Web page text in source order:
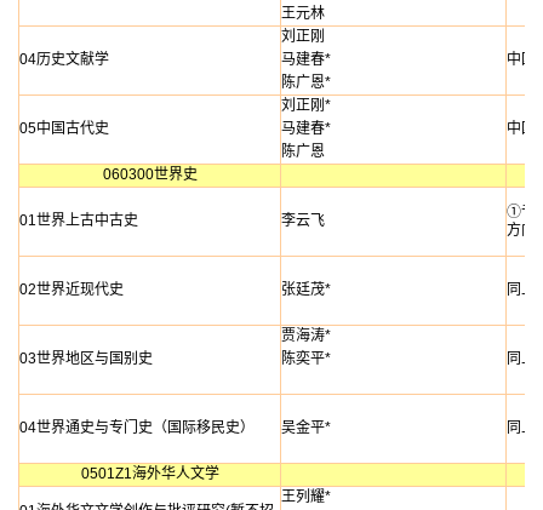
王元林
04历史文献学
刘正刚
中国
马建春*
陈广恩*
05中国古代史
刘正刚*
中国
马建春*
陈广恩
060300世界史
01世界上古中古史 李云飞
①专
方向
02世界近现代史 张廷茂* 同上
03世界地区与国别史
贾海涛*
同上
陈奕平*
04世界通史与专门史（国际移民史） 吴金平* 同上
0501Z1海外华人文学
王列耀*